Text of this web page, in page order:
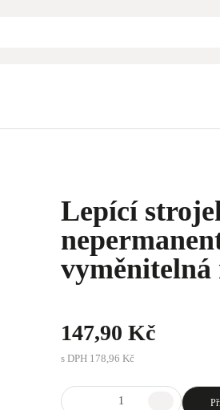
Lepící
vyměnitelná
147,90 Kč
s DPH 178,96 Kč